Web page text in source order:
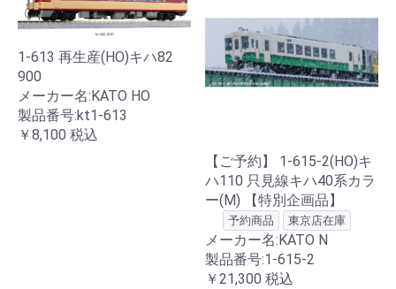
1-613 再生産(HO)キハ82
900
メーカー名:KATO HO
製品番号:kt1-613
￥8,100 税込
【ご予約】 1-615-2(HO)キ
ハ110 只見線キハ40系カラ
ー(M) 【特別企画品】
予約商品 東京店在庫
メーカー名:KATO N
製品番号:1-615-2
￥21,300 税込